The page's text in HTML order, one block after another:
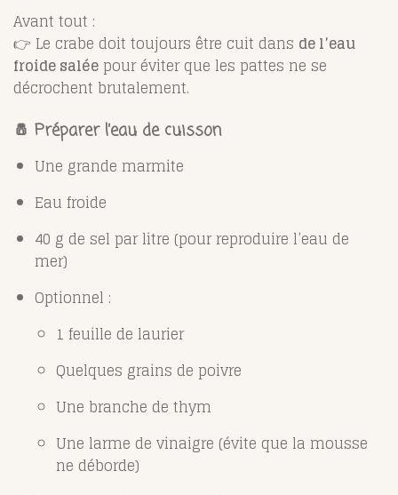
Avant tout :
👉 Le crabe doit toujours être cuit dans de l’eau
froide salée pour éviter que les pattes ne se
décrochent brutalement.
🧂 Préparer l’eau de cuisson
Une grande marmite
Eau froide
40 g de sel par litre (pour reproduire l’eau de
mer)
Optionnel :
1 feuille de laurier
Quelques grains de poivre
Une branche de thym
Une larme de vinaigre (évite que la mousse
ne déborde)